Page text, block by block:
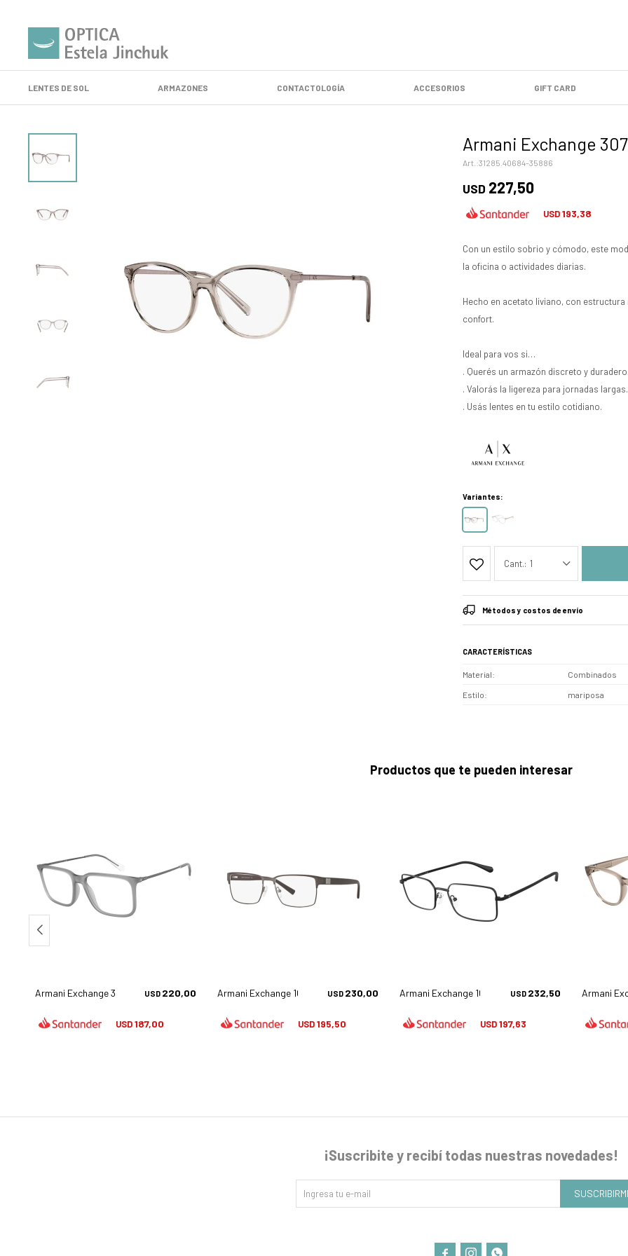
LENTES DE SOL ARMAZONES CONTACTOLOGÍA ACCESORIOS GIFT CARD
Armani Exchange
31285.40684-35886
USD 227,50
USD193,38
Con un estilo sobrio y cómodo, este
la oficina o actividades diarias.
Hecho en acetato liviano, con
confort.
Ideal para vos si…
. Querés un armazón discreto y duradero.
. Valorás la ligereza para jornadas largas.
. Usás lentes en tu estilo cotidiano.
Variantes:
1
Métodos y costos de envío
CARACTERÍSTICAS
Material Combinados
Estilo mariposa
Productos que te pueden interesar
Armani Exchange 3119 - 8363
USD 220,00
USD187,00
Armani Exchange 1019 - 6089
USD 230,00
USD195,50
Armani Exchange 1071 - 6000
USD 232,50
USD197,63
Armani
¡Suscribite y recibí todas nuestras novedades!
  